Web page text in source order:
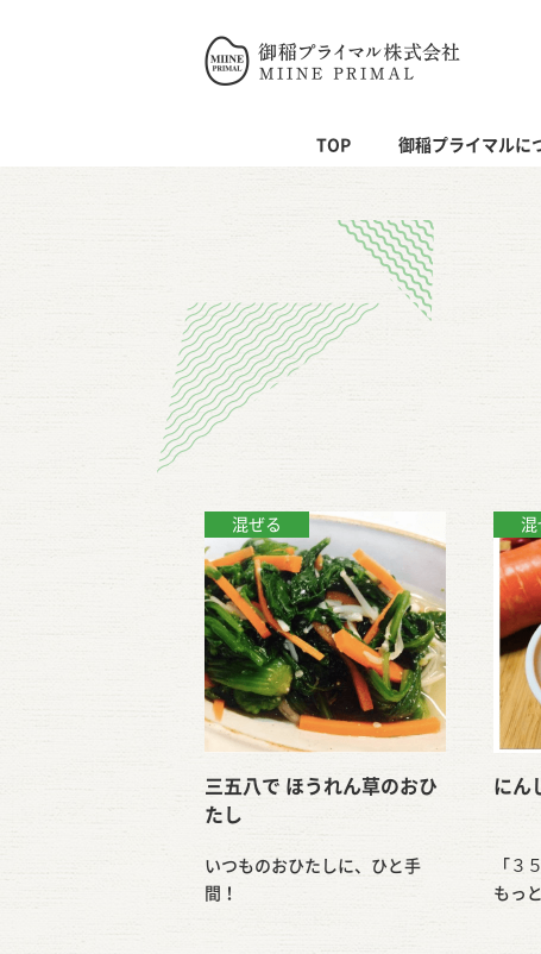
TOP 御稲プライマルに
混ぜる
三五八で ほうれん草のおひ
たし
いつものおひたしに、ひと手
間！
混
にん
「３
もっ